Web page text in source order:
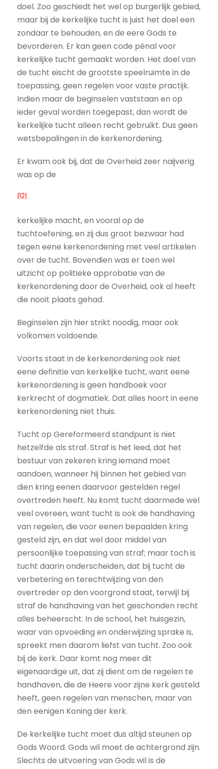
doel. Zoo geschiedt het wel op burgerlijk gebied,
maar bij de kerkelijke tucht is juist het doel een
zondaar te behouden, en de eere Gods te
bevorderen. Er kan geen code pénal voor
kerkelijke tucht gemaakt worden. Het doel van
de tucht eischt de grootste speelruimte in de
toepassing, geen regelen voor vaste practijk.
Indien maar de beginselen vaststaan en op
ieder geval worden toegepast, dan wordt de
kerkelijke tucht alleen recht gebruikt. Dus geen
wetsbepalingen in de kerkenordening.
Er kwam ook bij, dat de Overheid zeer naijverig
was op de
|12|
kerkelijke macht, en vooral op de
tuchtoefening, en zij dus groot bezwaar had
tegen eene kerkenordening met veel artikelen
over de tucht. Bovendien was er toen wel
uitzicht op politieke approbatie van de
kerkenordening door de Overheid, ook al heeft
die nooit plaats gehad.
Beginselen zijn hier strikt noodig, maar ook
volkomen voldoende.
Voorts staat in de kerkenordening ook niet
eene definitie van kerkelijke tucht, want eene
kerkenordening is geen handboek voor
kerkrecht of dogmatiek. Dat alles hoort in eene
kerkenordening niet thuis.
Tucht op Gereformeerd standpunt is niet
hetzelfde als straf. Straf is het leed, dat het
bestuur van zekeren kring iemand moet
aandoen, wanneer hij binnen het gebied van
dien kring eenen daarvoor gestelden regel
overtreden heeft. Nu komt tucht daarmede wel
veel overeen, want tucht is ook de handhaving
van regelen, die voor eenen bepaalden kring
gesteld zijn, en dat wel door middel van
persoonlijke toepassing van straf; maar toch is
tucht daarin onderscheiden, dat bij tucht de
verbetering en terechtwijzing van den
overtreder op den voorgrond staat, terwijl bij
straf de handhaving van het geschonden recht
alles beheerscht. In de school, het huisgezin,
waar van opvoeding en onderwijzing sprake is,
spreekt men daarom liefst van tucht. Zoo ook
bij de kerk. Daar komt nog meer dit
eigenaardige uit, dat zij dient om de regelen te
handhaven, die de Heere voor zijne kerk gesteld
heeft, geen regelen van menschen, maar van
den eenigen Koning der kerk.
De kerkelijke tucht moet dus altijd steunen op
Gods Woord. Gods wil moet de achtergrond zijn.
Slechts de uitvoering van Gods wil is de